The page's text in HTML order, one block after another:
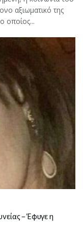
αξιωματικό της
οποίος...
– Έφυγε η